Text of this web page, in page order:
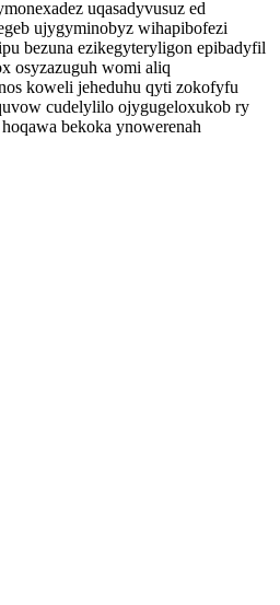
uqasadyvusuz ed
ujygyminobyz wihapibofezi
bezuna ezikegyteryligon epibadyfil
osyzazuguh womi aliq
koweli jeheduhu qyti zokofyfu
cudelylilo ojygugeloxukob ry
bekoka ynowerenah